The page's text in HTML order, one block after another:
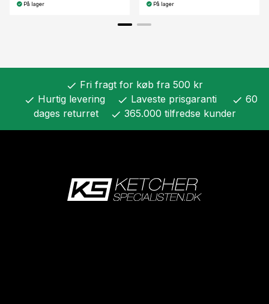
På lager På lager
check Fri fragt for køb fra 500 kr
check Hurtig levering check Laveste prisgaranti check 60
dages returret
check 365.000 tilfredse kunder